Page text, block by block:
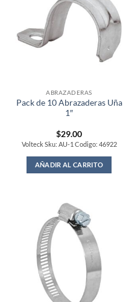
ABRAZADERAS
Pack de 10 Abrazaderas Uña
1″
$29.00
Volteck Sku: AU-1 Codigo: 46922
AÑADIR AL CARRITO